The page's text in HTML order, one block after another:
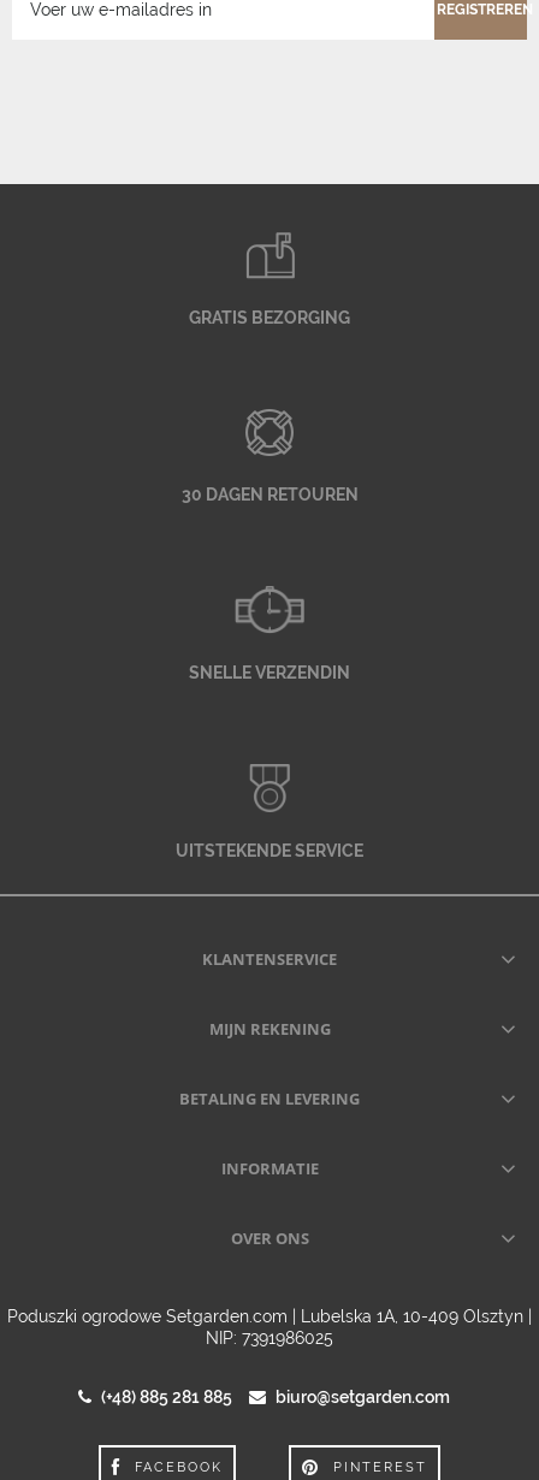
REGISTREREN
GRATIS BEZORGING
30 DAGEN RETOUREN
SNELLE VERZENDIN
UITSTEKENDE SERVICE
KLANTENSERVICE
MIJN REKENING
BETALING EN LEVERING
INFORMATIE
OVER ONS
Poduszki ogrodowe Setgarden.com | Lubelska 1A, 10-409 Olsztyn |
NIP: 7391986025
(+48) 885 281 885 biuro@setgarden.com
FACEBOOK PINTEREST